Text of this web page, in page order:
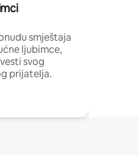
smještaja
ljubimce,
svog
prijatelja.